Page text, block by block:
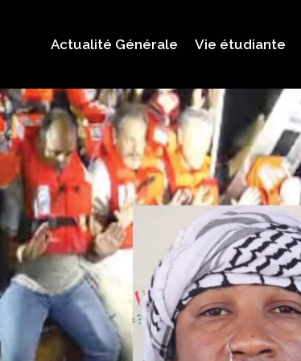
Actualité Générale Vie étudiante